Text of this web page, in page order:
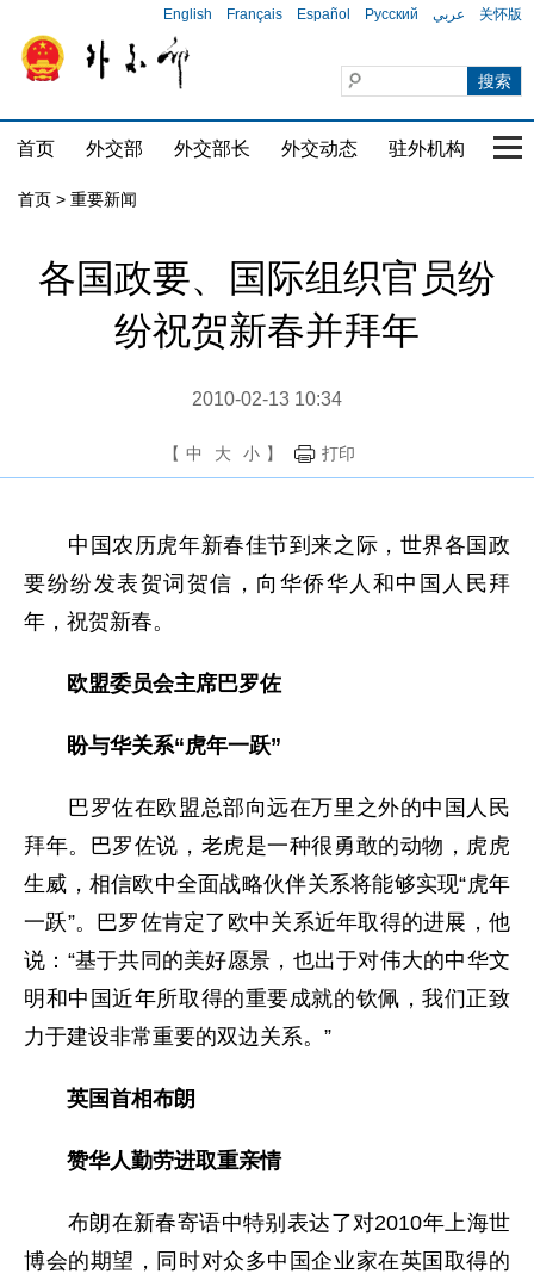
English Français Español Русский عربي 关怀版
首页 外交部 外交部长 外交动态 驻外机构 国
首页 > 重要新闻
各国政要、国际组织官员纷
纷祝贺新春并拜年
2010-02-13 10:34
【 中 大 小 】 打印
中国农历虎年新春佳节到来之际，世界各国政
要纷纷发表贺词贺信，向华侨华人和中国人民拜
年，祝贺新春。
欧盟委员会主席巴罗佐
盼与华关系“虎年一跃”
巴罗佐在欧盟总部向远在万里之外的中国人民
拜年。巴罗佐说，老虎是一种很勇敢的动物，虎虎
生威，相信欧中全面战略伙伴关系将能够实现“虎年
一跃”。巴罗佐肯定了欧中关系近年取得的进展，他
说：“基于共同的美好愿景，也出于对伟大的中华文
明和中国近年所取得的重要成就的钦佩，我们正致
力于建设非常重要的双边关系。”
英国首相布朗
赞华人勤劳进取重亲情
布朗在新春寄语中特别表达了对2010年上海世
博会的期望，同时对众多中国企业家在英国取得的